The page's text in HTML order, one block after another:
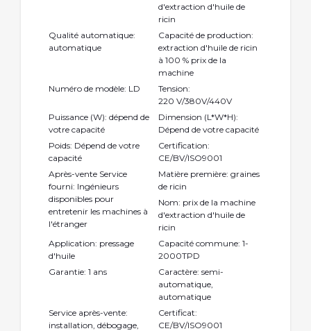
d'extraction d'huile de
ricin
Qualité automatique:
automatique
Capacité de production:
extraction d'huile de ricin
à 100 % prix de la
machine
Numéro de modèle: LD
Tension:
220 V/380V/440V
Puissance (W): dépend de
votre capacité
Dimension (L*W*H):
Dépend de votre capacité
Poids: Dépend de votre
capacité
Certification:
CE/BV/ISO9001
Après-vente Service
fourni: Ingénieurs
disponibles pour
entretenir les machines à
l'étranger
Matière première: graines
de ricin
Nom: prix de la machine
d'extraction d'huile de
ricin
Application: pressage
d'huile
Capacité commune: 1-
2000TPD
Garantie: 1 ans
Caractère: semi-
automatique,
automatique
Service après-vente:
installation, débogage,
Certificat:
CE/BV/ISO9001